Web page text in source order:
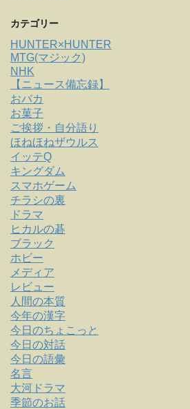
カテゴリー
HUNTER×HUNTER
MTG(マジック)
NHK
【ニュース備忘録】
おバカ
お菓子
ご挨拶・自分語り
ほねほねザウルス
イッテQ
キングダム
スマホゲーム
チラシの裏
ドラマ
ヒカルの碁
ブラック
ホビー
メディア
レビュー
人間の本質
今年の漢字
今日のちょこっと
今日の対話
今日の語彙
名言
大河ドラマ
季節のお話